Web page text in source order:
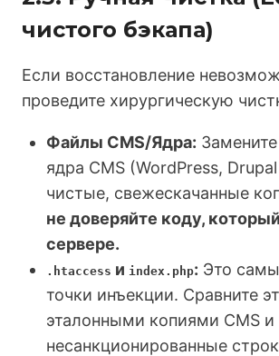
чистого бэкапа)
Если восстановление
проведите хирургическую
Файлы CMS/Ядра:
ядра CMS (WordPress,
чистые, свежескачанные
не доверяйте коду,
сервере.
.htaccess и index.php: Это
точки инъекции. Сравните
эталонными копиями CMS и
несанкционированные